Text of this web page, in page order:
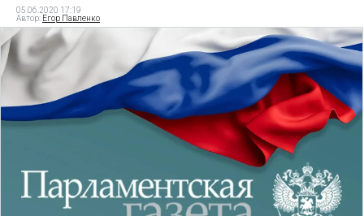
05.06.2020 17:19
Автор: Егор Павленко